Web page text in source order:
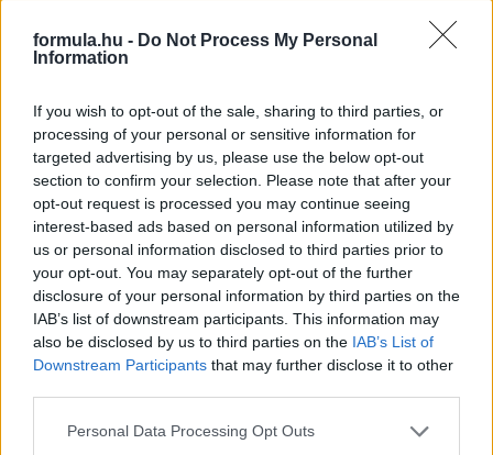
formula.hu - Do Not Process My Personal
Information
If you wish to opt-out of the sale, sharing to third parties, or
processing of your personal or sensitive information for
targeted advertising by us, please use the below opt-out
section to confirm your selection. Please note that after your
opt-out request is processed you may continue seeing
interest-based ads based on personal information utilized by
us or personal information disclosed to third parties prior to
your opt-out. You may separately opt-out of the further
disclosure of your personal information by third parties on the
IAB’s list of downstream participants. This information may
also be disclosed by us to third parties on the IAB’s List of
Downstream Participants that may further disclose it to other
Please note that this website/app uses one or more Google
Personal Data Processing Opt Outs
Balogh Tamás
3 napja
Lassuló fejlesztési ütemre számít a Red Bull
Mivel egy új F1-es szabályrendszer első idényéről van szó,
várható volt, hogy kiélezett lesz a fejlesztési háború a csapatok
között. A szezon első felében láthattunk is több nagy fejlesztési
csomagot az istállók többségénél, ezek pedig rendszerint
valóban előrelépést is jelentettek (talán a Haas és a Williams